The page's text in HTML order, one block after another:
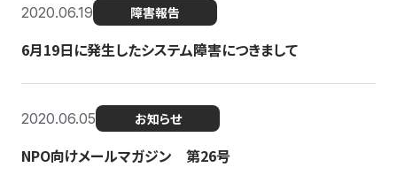
2020.06.19 障害報告
6月19日に発生したシステム障害につきまして
2020.06.05 お知らせ
NPO向けメールマガジン 第26号